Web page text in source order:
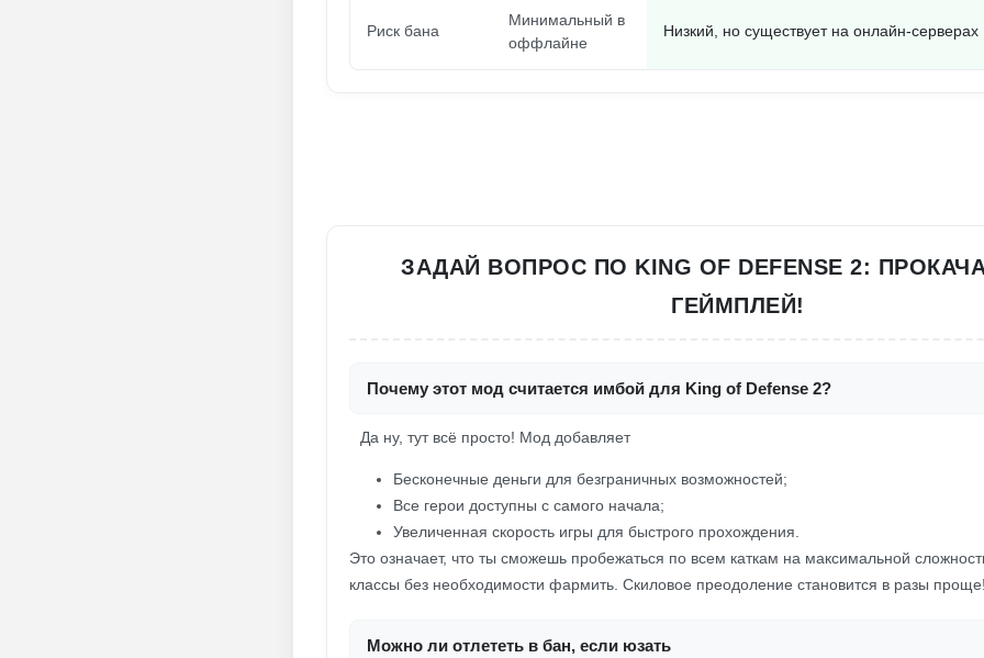
Риск бана
Минимальный в
оффлайне
Низкий, но существует на онлайн-серверах
ЗАДАЙ ВОПРОС ПО KING OF DEFENSE 2:
ГЕЙМПЛЕЙ!
Почему этот мод считается имбой для King of Defense 2?
Да ну, тут всё просто! Мод добавляет
Бесконечные деньги для безграничных возможностей;
Все герои доступны с самого начала;
Увеличенная скорость игры для быстрого прохождения.
Это означает, что ты сможешь пробежаться по всем каткам на максимальной
классы без необходимости фармить. Скиловое преодоление становится в разы
Можно ли отлететь в бан, если юзать